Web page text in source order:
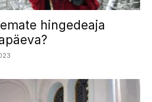
hingedeaja